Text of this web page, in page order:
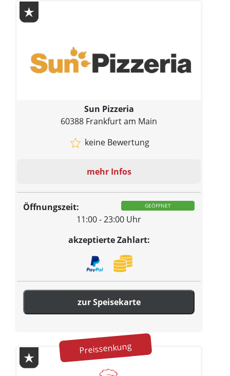
Sun Pizzeria
60388 Frankfurt am Main
keine Bewertung
mehr Infos
Öffnungszeit: GEÖFFNET
11:00 - 23:00 Uhr
akzeptierte Zahlart:
zur Speisekarte
Preissenkung